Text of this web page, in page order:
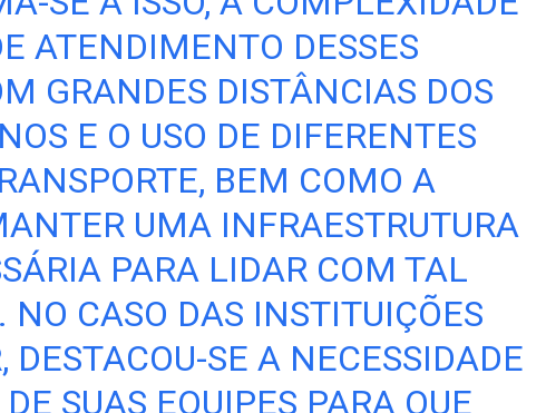
ATENDIMENTO DESSES
GRANDES DISTÂNCIAS DOS
E O USO DE DIFERENTES
BEM COMO A
UMA INFRAESTRUTURA
PARA LIDAR COM TAL
CASO DAS INSTITUIÇÕES
DESTACOU-SE A NECESSIDADE
SUAS EQUIPES PARA QUE